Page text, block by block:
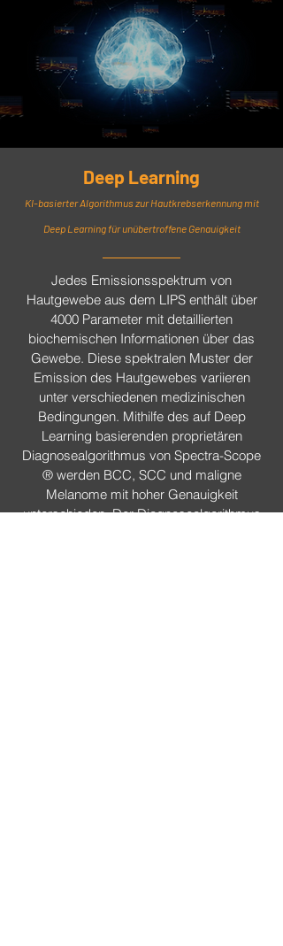
Deep Learning
KI-basierter Algorithmus zur Hautkrebserkennung mit
Deep Learning für unübertroffene Genauigkeit
Jedes Emissionsspektrum von
Hautgewebe aus dem LIPS enthält über
4000 Parameter mit detaillierten
biochemischen Informationen über das
Gewebe. Diese spektralen Muster der
Emission des Hautgewebes variieren
unter verschiedenen medizinischen
Bedingungen. Mithilfe des auf Deep
Learning basierenden proprietären
Diagnosealgorithmus von Spectra-Scope
® werden BCC, SCC und maligne
Melanome mit hoher Genauigkeit
unterschieden. Der Diagnosealgorithmus